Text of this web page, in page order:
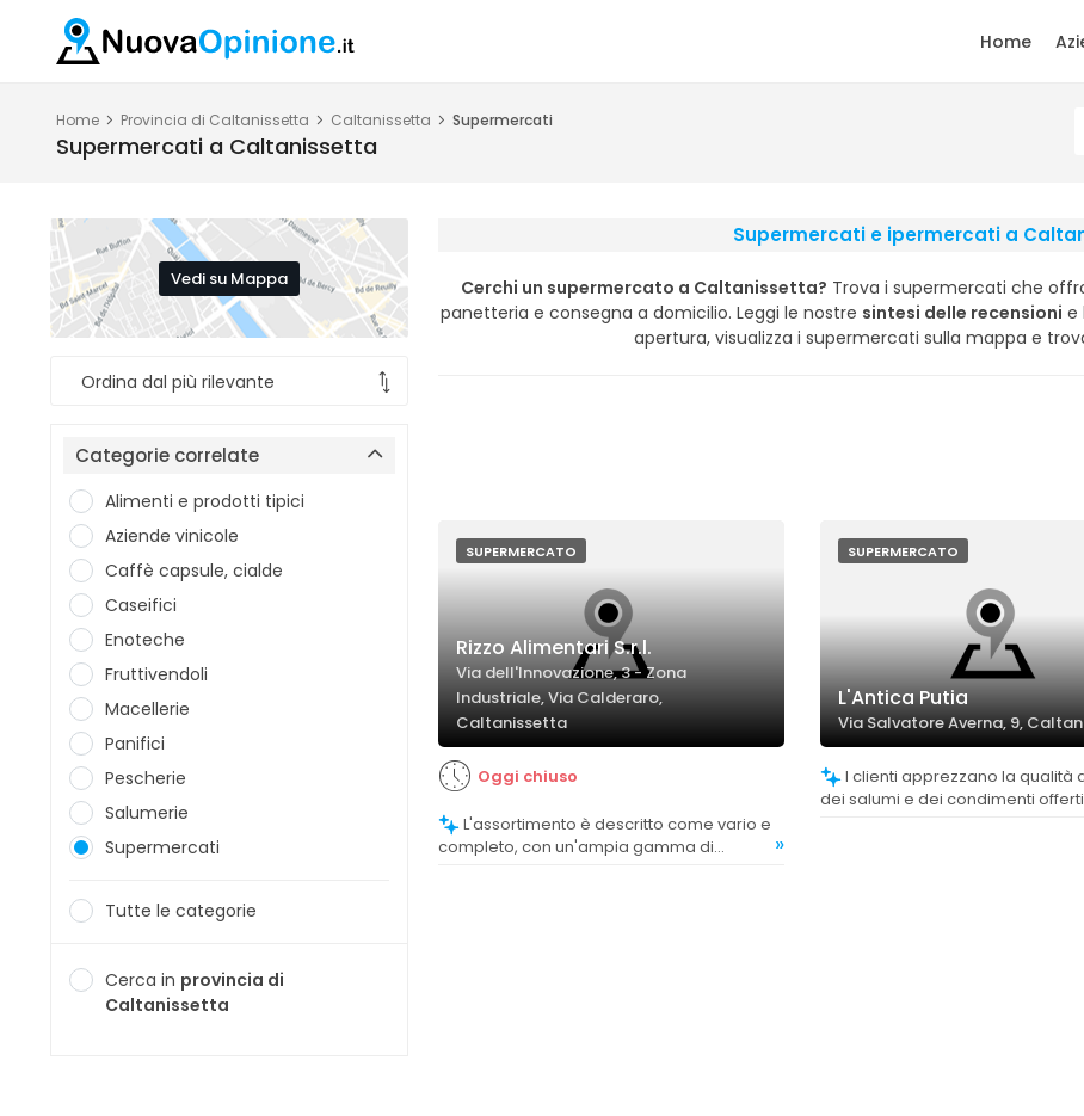
Home
Home Provincia di Caltanissetta Caltanissetta Supermercati
Supermercati a Caltanissetta
Vedi su Mappa
Categorie correlate
Alimenti e prodotti tipici
Aziende vinicole
Caffè capsule, cialde
Caseifici
Enoteche
Fruttivendoli
Macellerie
Panifici
Pescherie
Salumerie
Supermercati
Tutte le categorie
Cerca in provincia di
Caltanissetta
Supermercati e ipermercati a
Cerchi un supermercato a Caltanissetta? Trova i supermercati che
panetteria e consegna a domicilio. Leggi le nostre sintesi delle recensioni e
apertura, visualizza i supermercati sulla mappa e
SUPERMERCATO
Rizzo Alimentari S.r.l.
Via dell'Innovazione, 3 - Zona
Industriale, Via Calderaro,
Caltanissetta
Oggi chiuso
completo, con un'ampia gamma di
»
SUPERMERCATO
L'Antica Putia
Via Salvatore Averna, 9,
I clienti apprezzano la qualità dei panini,
dei salumi e dei condimenti